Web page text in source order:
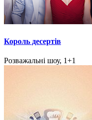
Король десертів
Розважальні шоу, 1+1